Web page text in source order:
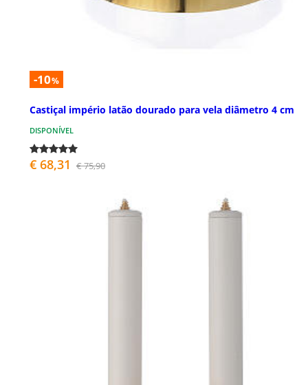
-10%
Castiçal império latão dourado para vela diâmetro 4 cm
DISPONÍVEL
€ 68,31 € 75,90